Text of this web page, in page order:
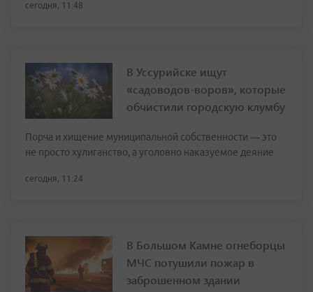
сегодня, 11:48
В Уссурийске ищут
«садоводов-воров», которые
обчистили городскую клумбу
Порча и хищение муниципальной собственности — это
не просто хулиганство, а уголовно наказуемое деяние
сегодня, 11:24
В Большом Камне огнеборцы
МЧС потушили пожар в
заброшенном здании